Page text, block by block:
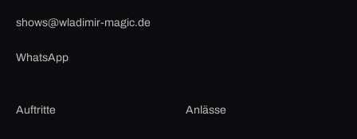
shows@wladimir-magic.de
WhatsApp
Auftritte Anlässe